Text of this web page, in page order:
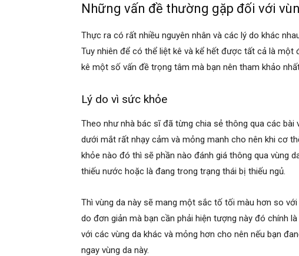
Những vấn đề thường gặp đối với
Thực ra có rất nhiều nguyên nhân và các lý do khác
Tuy nhiên để có thể liệt kê và kể hết được tất cả là một
kê một số vấn đề trọng tâm mà bạn nên tham khảo
Lý do vì sức khỏe
Theo như nhà bác sĩ đã từng chia sẻ thông qua các
dưới mắt rất nhạy cảm và mỏng manh cho nên khi cơ
khỏe nào đó thì sẽ phần nào đánh giá thông qua vùng
thiếu nước hoặc là đang trong trạng thái bị thiếu ngủ.
Thì vùng da này sẽ mang một sắc tố tối màu hơn so
do đơn giản mà bạn cần phải hiện tượng này đó chính
với các vùng da khác và mỏng hơn cho nên nếu bạn
ngay vùng da này.